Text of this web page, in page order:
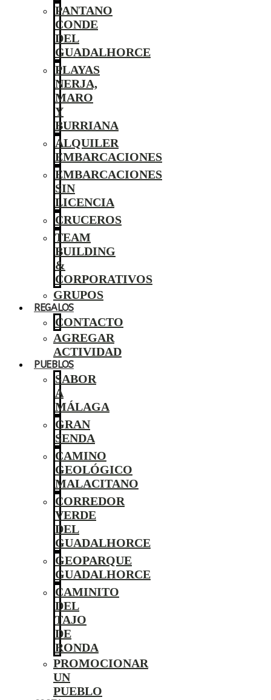
PANTANO
CONDE
DEL
GUADALHORCE
PLAYAS
NERJA,
MARO
Y
BURRIANA
ALQUILER
EMBARCACIONES
EMBARCACIONES
SIN
LICENCIA
CRUCEROS
TEAM
BUILDING
&
CORPORATIVOS
GRUPOS
REGALOS
CONTACTO
AGREGAR
ACTIVIDAD
PUEBLOS
SABOR
A
MÁLAGA
GRAN
SENDA
CAMINO
GEOLÓGICO
MALACITANO
CORREDOR
VERDE
DEL
GUADALHORCE
GEOPARQUE
GUADALHORCE
CAMINITO
DEL
TAJO
DE
RONDA
PROMOCIONAR
UN
PUEBLO